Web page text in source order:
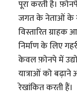
पूरा करती है।
जगत के नेताओं के
विस्तारित
निर्माण के लिए
केवल फ़ोनपे में
यात्राओं को बढ़ाने
रेखांकित करती हैं।